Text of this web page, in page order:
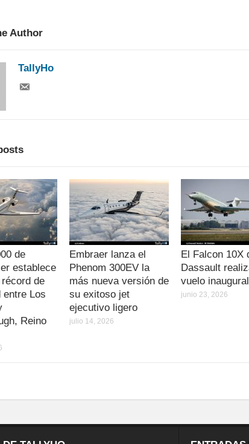
Author
TallyHo
de
establece
de
entre Los
Reino
Embraer lanza el
Phenom 300EV la
más nueva versión de
su exitoso jet
ejecutivo ligero
julio 14, 2026
El Falcon 10X
Dassault
vuelo inaugural
junio 23, 2026